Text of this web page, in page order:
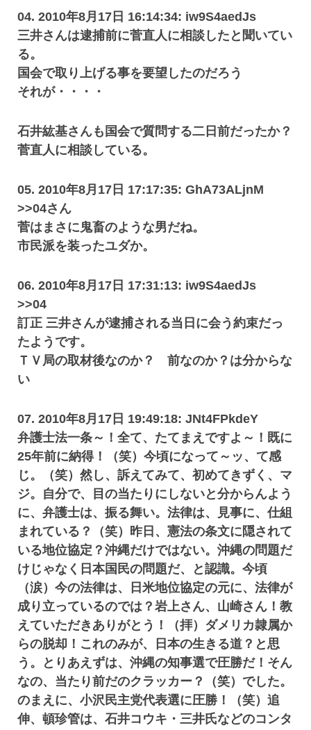
04. 2010年8月17日 16:14:34: iw9S4aedJs
三井さんは逮捕前に菅直人に相談したと聞いてい
る。
国会で取り上げる事を要望したのだろう
それが・・・・
石井紘基さんも国会で質問する二日前だったか？
菅直人に相談している。
05. 2010年8月17日 17:17:35: GhA73ALjnM
>>04さん
菅はまさに鬼畜のような男だね。
市民派を装ったユダか。
06. 2010年8月17日 17:31:13: iw9S4aedJs
>>04
訂正 三井さんが逮捕される当日に会う約束だっ
たようです。
ＴＶ局の取材後なのか？ 前なのか？は分からな
い
07. 2010年8月17日 19:49:18: JNt4FPkdeY
弁護士法一条～！全て、たてまえですよ～！既に
25年前に納得！（笑）今頃になって～ッ、て感
じ。（笑）然し、訴えてみて、初めてきずく、マ
ジ。自分で、目の当たりにしないと分からんよう
に、弁護士は、振る舞い。法律は、見事に、仕組
まれている？（笑）昨日、憲法の条文に隠されて
いる地位協定？沖縄だけではない。沖縄の問題だ
けじゃなく日本国民の問題だ、と認識。今頃
（涙）今の法律は、日米地位協定の元に、法律が
成り立っているのでは？岩上さん、山崎さん！教
えていただきありがとう！（拝）ダメリカ隷属か
らの脱却！これのみが、日本の生きる道？と思
う。とりあえずは、沖縄の知事選で圧勝だ！そん
なの、当たり前だのクラッカー？（笑）でした。
のまえに、小沢民主党代表選に圧勝！（笑）追
伸、頓珍管は、石井コウキ・三井氏などのコンタ